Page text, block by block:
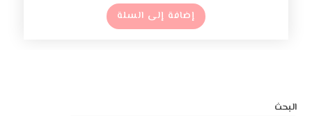
إضافة إلى السلة
البحث